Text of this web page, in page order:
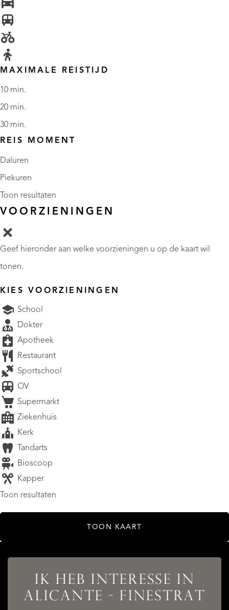
MAXIMALE REISTIJD
10 min.
20 min.
30 min.
REIS MOMENT
Daluren
Piekuren
Toon resultaten
VOORZIENINGEN
Geef hieronder aan welke voorzieningen u op de kaart wil
tonen.
KIES VOORZIENINGEN
School
Dokter
Apotheek
Restaurant
Sportschool
OV
Supermarkt
Ziekenhuis
Kerk
Tandarts
Bioscoop
Kapper
Toon resultaten
TOON KAART
IK HEB INTERESSE IN
ALICANTE - FINESTRAT
AANBOD